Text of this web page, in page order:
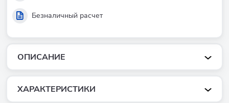
ОПИСАНИЕ
ХАРАКТЕРИСТИКИ
Безналичный расчет